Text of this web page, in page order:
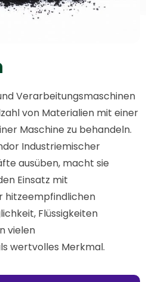
Verarbeitungsmaschinen
von Materialien mit einer
Maschine zu behandeln.
Industriemischer
ausüben, macht sie
Einsatz mit
hitzeempfindlichen
Flüssigkeiten
vielen
wertvolles Merkmal.